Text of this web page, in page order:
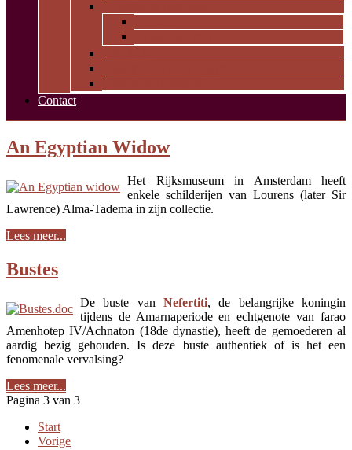
Contact
An Egyptian Widow
Het Rijksmuseum in Amsterdam heeft
enkele schilderijen van Lourens (later Sir
Lawrence) Alma-Tadema in zijn collectie.
Lees meer...
Bustes
De buste van Nefertiti, de belangrijke koningin
tijdens de Amarnaperiode en echtgenote van farao
Amenhotep IV/Achnaton (18de dynastie), heeft de gemoederen al
aardig bezig gehouden. Is deze buste authentiek of is het een
fenomenale vervalsing?
Lees meer...
Pagina 3 van 3
Start
Vorige